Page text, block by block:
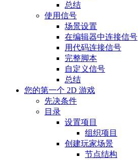
总结
使用信号
场景设置
在编辑器中连接信号
用代码连接信号
完整脚本
自定义信号
总结
您的第一个 2D 游戏
先决条件
目录
设置项目
组织项目
创建玩家场景
节点结构